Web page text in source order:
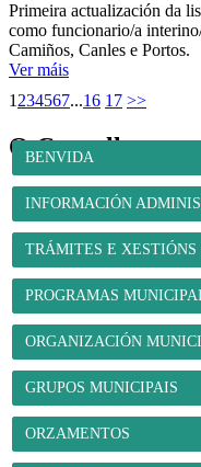
Primeira actualización da
como funcionario/a
Camiños, Canles e Portos.
Ver máis
1 234567...16 17 >>
O Concello
BENVIDA
INFORMACIÓN
TRÁMITES E XESTIÓNS
PROGRAMAS
ORGANIZACIÓN
GRUPOS MUNICIPAIS
ORZAMENTOS